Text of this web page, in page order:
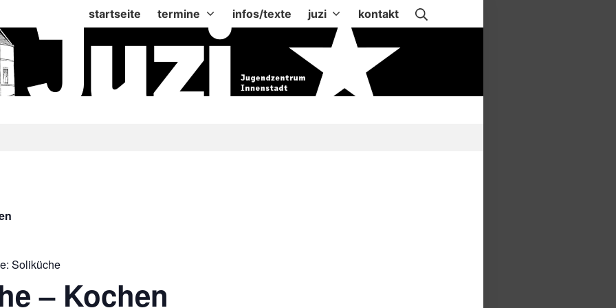
startseite termine infos/texte juzi kontakt
Soliküche
– Kochen